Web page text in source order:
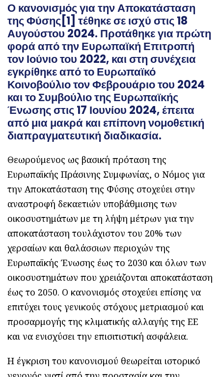
Ο κανονισμός για την Αποκατάσταση
της Φύσης[1] τέθηκε σε ισχύ στις 18
Αυγούστου 2024. Προτάθηκε για πρώτη
φορά από την Ευρωπαϊκή Επιτροπή
τον Ιούνιο του 2022, και στη συνέχεια
εγκρίθηκε από το Ευρωπαϊκό
Κοινοβούλιο τον Φεβρουάριο του 2024
και το Συμβούλιο της Ευρωπαϊκής
Ένωσης στις 17 Ιουνίου 2024, έπειτα
από μια μακρά και επίπονη νομοθετική
διαπραγματευτική διαδικασία.
Θεωρούμενος ως βασική πρόταση της
Ευρωπαϊκής Πράσινης Συμφωνίας, ο Νόμος για
την Αποκατάσταση της Φύσης στοχεύει στην
αναστροφή δεκαετιών υποβάθμισης των
οικοσυστημάτων με τη λήψη μέτρων για την
αποκατάσταση τουλάχιστον του 20% των
χερσαίων και θαλάσσιων περιοχών της
Ευρωπαϊκής Ένωσης έως το 2030 και όλων των
οικοσυστημάτων που χρειάζονται αποκατάσταση
έως το 2050. Ο κανονισμός στοχεύει επίσης να
επιτύχει τους γενικούς στόχους μετριασμού και
προσαρμογής της κλιματικής αλλαγής της ΕΕ
και να ενισχύσει την επισιτιστική ασφάλεια.
Η έγκριση του κανονισμού θεωρείται ιστορικό